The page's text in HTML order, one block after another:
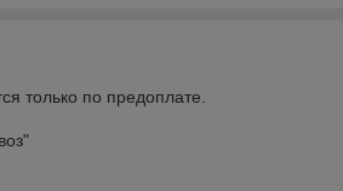
только по предоплате.